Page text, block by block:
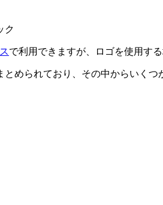
ク
で利用できますが、ロゴを使用す
とめられており、その中からいく